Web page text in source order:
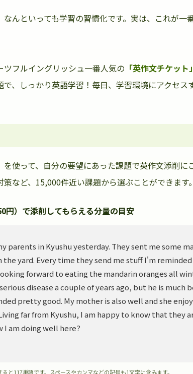
んといっても学習の習慣化です。実は、これが一
フルイングリッシュ一番人気の 「英作文チケット
で、しっかり英語学習！毎日、学習環境にアクセス
を使って、自分の要望にあった課題で英作文添削に
など、15,000件近い課題から選ぶことができます
円）で添削してもらえる分量の目安
parents in Kyushu yesterday. They sent me some
yard. Every time they send me stuff I'm
forward to eating the mandarin oranges all
disease a couple of years ago, but he is much
pretty good. My mother is also well and she
far from Kyushu, I am happy to know that they
I am doing well here?
と117単語です。スペースやカンマなどの記号も1文字に含みます。